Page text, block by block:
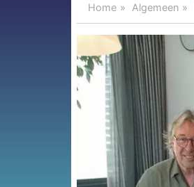
Home Algemeen